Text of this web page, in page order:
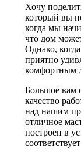
Хочу
который вы
когда мы
что дом
Однако,
приятно
комфортным
Большое вам
качество
над нашим
отличное
построен в